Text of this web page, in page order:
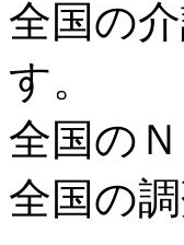
全国の
す。
全国の
全国の